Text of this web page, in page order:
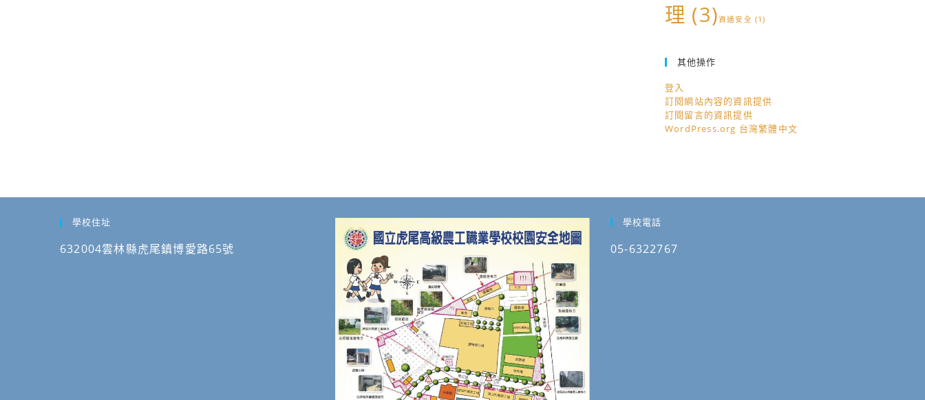
理 (3)資通安全 (1)
其他操作
登入
訂閱網站內容的資訊提供
訂閱留言的資訊提供
WordPress.org 台灣繁體中文
學校住址
632004雲林縣虎尾鎮博愛路65號
學校電話
05-6322767